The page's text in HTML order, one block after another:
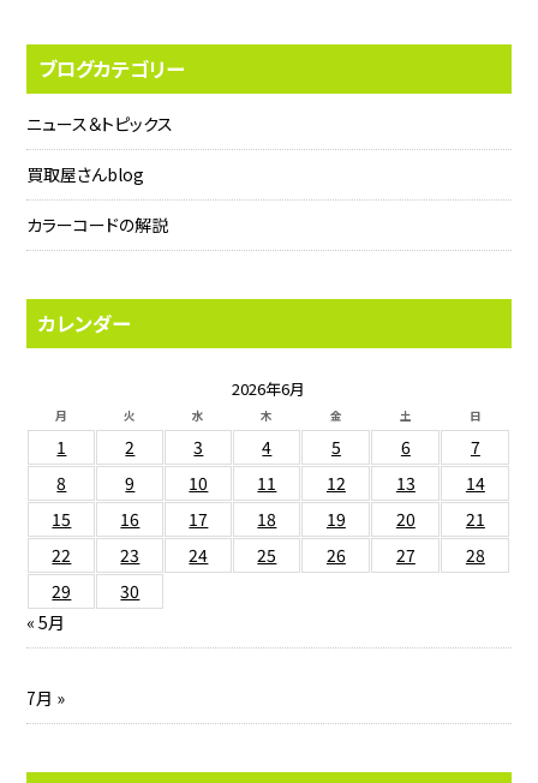
ブログカテゴリー
ニュース＆トピックス
買取屋さんblog
カラーコードの解説
カレンダー
2026年6月
月 火 水 木 金 土 日
1 2 3 4 5 6
7
8
9 10 11 12 13
14
15
16 17 18 19 20
21
22
23 24 25 26 27
28
29
30
« 5月
7月 »